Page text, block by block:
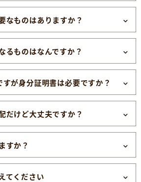
なものはありますか？
るものはなんですか？
が身分証明書は必要ですか？
だけど大丈夫ですか？
すか？
てください